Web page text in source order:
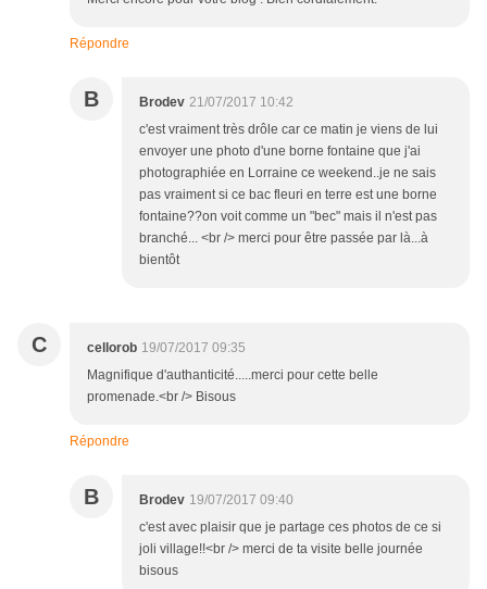
Répondre
B Brodev 21/07/2017 10:42
c'est vraiment très drôle car ce matin je viens de lui
envoyer une photo d'une borne fontaine que j'ai
photographiée en Lorraine ce weekend..je ne sais
pas vraiment si ce bac fleuri en terre est une borne
fontaine??on voit comme un "bec" mais il n'est pas
branché... <br /> merci pour être passée par là...à
bientôt
C cellorob 19/07/2017 09:35
Magnifique d'authanticité.....merci pour cette belle
promenade.<br /> Bisous
Répondre
B Brodev 19/07/2017 09:40
c'est avec plaisir que je partage ces photos de ce si
joli village!!<br /> merci de ta visite belle journée
bisous